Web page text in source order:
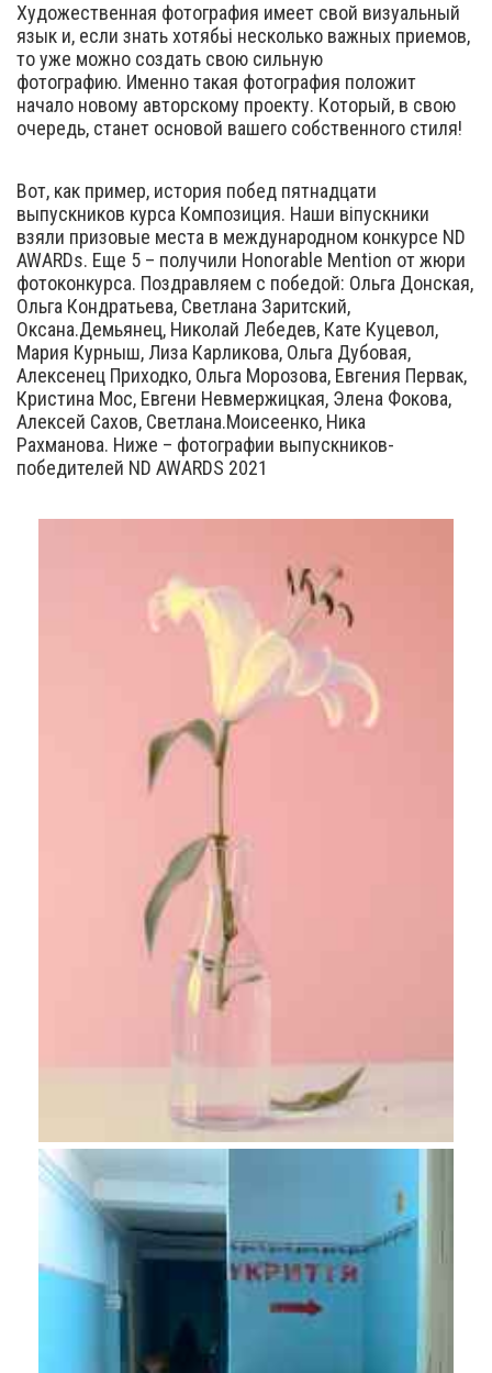
Художественная фотография имеет свой визуальный
язык и, если знать хотябьі несколько важных приемов,
то уже можно создать свою сильную
фотографию. Именно такая фотография положит
начало новому авторскому проекту. Который, в свою
очередь, станет основой вашего собственного стиля!
Вот, как пример, история побед пятнадцати
выпускников курса Композиция. Наши віпускники
взяли призовые места в международном конкурсе ND
AWARDs. Еще 5 – получили Honorable Mention от жюри
фотоконкурса. Поздравляем с победой: Ольга Донская,
Ольга Кондратьева, Светлана Заритский,
Оксана.Демьянец, Николай Лебедев, Кате Куцевол,
Мария Курныш, Лиза Карликова, Ольга Дубовая,
Алексенец Приходко, Ольга Морозова, Евгения Первак,
Кристина Мос, Евгени Невмержицкая, Элена Фокова,
Алексей Сахов, Светлана.Моисеенко, Ника
Рахманова. Ниже – фотографии выпускников-
победителей ND AWARDS 2021